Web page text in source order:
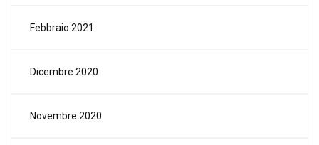
Febbraio 2021
Dicembre 2020
Novembre 2020